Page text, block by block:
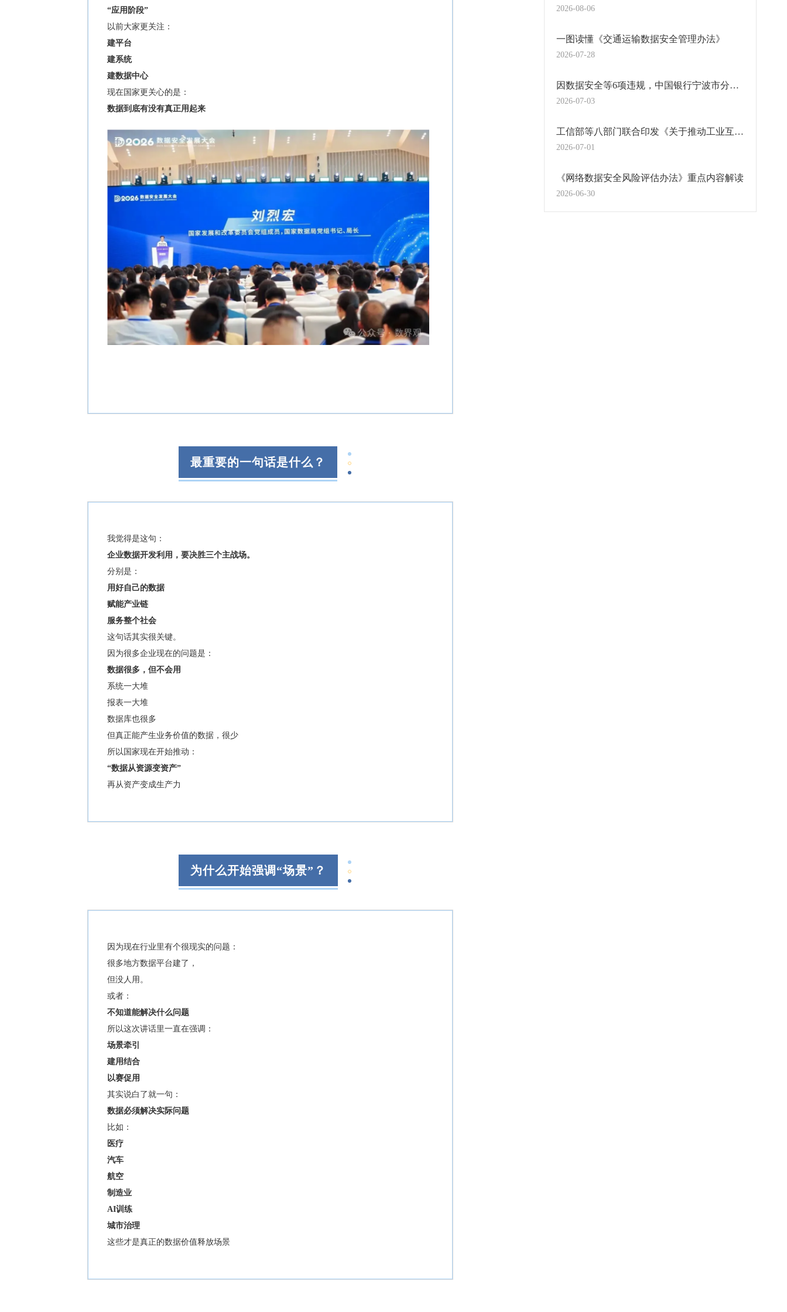
2026-08-06
一图读懂《交通运输数据安全管理办法》
2026-07-28
因数据安全等6项违规，中国银行宁波市分行被罚436万元！
2026-07-03
工信部等八部门联合印发《关于推动工业互联网高质量发展的实施意见》
2026-07-01
《网络数据安全风险评估办法》重点内容解读
2026-06-30
“应用阶段”
以前大家更关注：
建平台
建系统
建数据中心
现在国家更关心的是：
数据到底有没有真正用起来
最重要的一句话是什么？
我觉得是这句：
企业数据开发利用，要决胜三个主战场。
分别是：
用好自己的数据
赋能产业链
服务整个社会
这句话其实很关键。
因为很多企业现在的问题是：
数据很多，但不会用
系统一大堆
报表一大堆
数据库也很多
但真正能产生业务价值的数据，很少
所以国家现在开始推动：
“数据从资源变资产”
再从资产变成生产力
为什么开始强调“场景”？
因为现在行业里有个很现实的问题：
很多地方数据平台建了，
但没人用。
或者：
不知道能解决什么问题
所以这次讲话里一直在强调：
场景牵引
建用结合
以赛促用
其实说白了就一句：
数据必须解决实际问题
比如：
医疗
汽车
航空
制造业
AI训练
城市治理
这些才是真正的数据价值释放场景